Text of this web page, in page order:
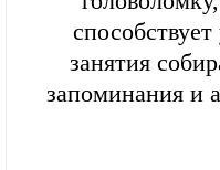
занятия
запоминания и